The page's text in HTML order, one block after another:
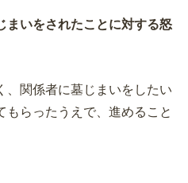
まいをされたことに対する怒
、関係者に墓じまいをしたい
らったうえで、進めること